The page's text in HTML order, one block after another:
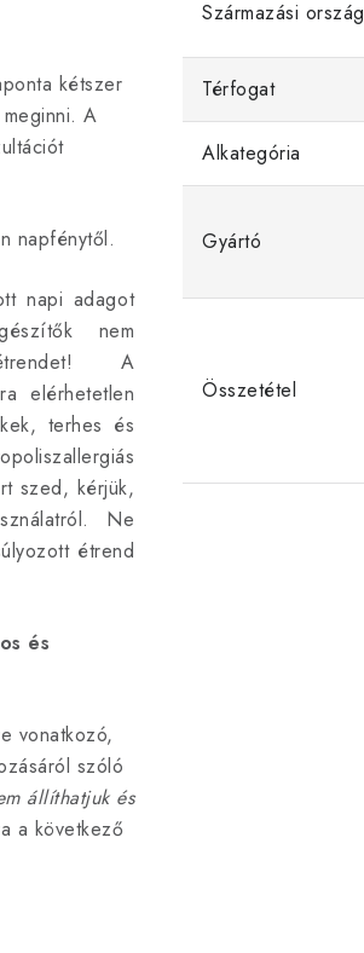
kétszer
A
napfénytől.
napi adagot
nem
A
elérhetetlen
terhes és
szed, kérjük,
Ne
étrend
és
vonatkozó,
szóló
állíthatjuk és
a következő
Származási ország
Térfogat
Alkategória
Gyártó
Összetétel